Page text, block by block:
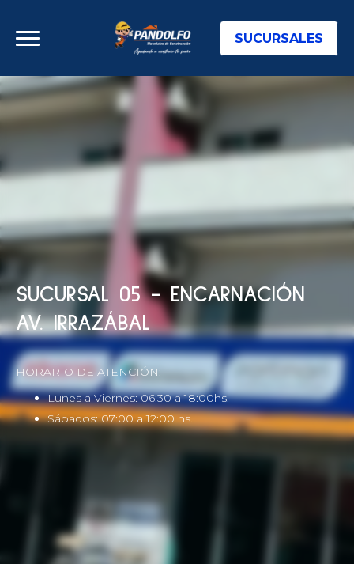
SUCURSALES
SUCURSAL 05 - ENCARNACIÓN
AV. IRRAZÁBAL
HORARIO DE ATENCIÓN:
Lunes a Viernes: 06:30 a 18:00hs.
Sábados: 07:00 a 12:00 hs.